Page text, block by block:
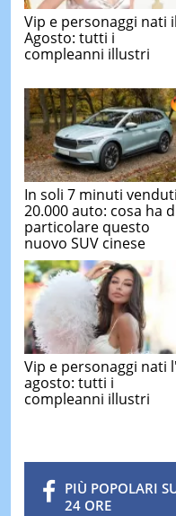
Vip e personaggi nati
Agosto: tutti i
compleanni illustri
In soli 7 minuti venduti
20.000 auto: cosa ha
particolare questo
nuovo SUV cinese
Vip e personaggi nati
agosto: tutti i
compleanni illustri
PIÙ POPOLARI
24 ORE